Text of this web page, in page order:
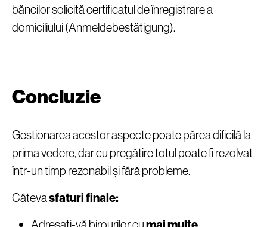
băncilor solicită certificatul de înregistrare a
domiciliului (Anmeldebestätigung).
Concluzie
Gestionarea acestor aspecte poate părea dificilă la
prima vedere, dar cu pregătire totul poate fi rezolvat
într-un timp rezonabil și fără probleme.
Câtevasfaturi finale: